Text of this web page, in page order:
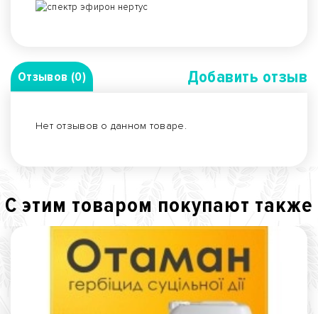
Отзывов (0) Добавить отзыв
Нет отзывов о данном товаре.
С этим товаром покупают также